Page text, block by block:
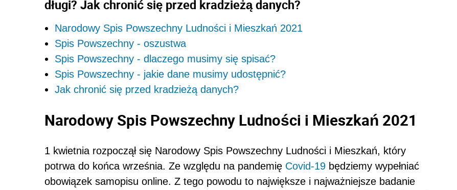
długi? Jak chronić się przed kradzieżą danych?
Narodowy Spis Powszechny Ludności i Mieszkań 2021
Spis Powszechny - oszustwa
Spis Powszechny - dlaczego musimy się spisać?
Spis Powszechny - jakie dane musimy udostępnić?
Jak chronić się przed kradzieżą danych?
Narodowy Spis Powszechny Ludności i Mieszkań 2021
1 kwietnia rozpoczął się Narodowy Spis Powszechny Ludności i Mieszkań, który
potrwa do końca września. Ze względu na pandemię Covid-19 będziemy wypełniać
obowiązek samopisu online. Z tego powodu to największe i najważniejsze badanie